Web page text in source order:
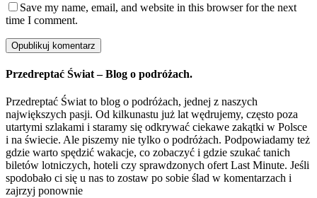
Save my name, email, and website in this browser for the next
time I comment.
Przedreptać Świat – Blog o podróżach.
Przedreptać Świat to blog o podróżach, jednej z naszych
największych pasji. Od kilkunastu już lat wędrujemy, często poza
utartymi szlakami i staramy się odkrywać ciekawe zakątki w Polsce
i na świecie. Ale piszemy nie tylko o podróżach. Podpowiadamy też
gdzie warto spędzić wakacje, co zobaczyć i gdzie szukać tanich
biletów lotniczych, hoteli czy sprawdzonych ofert Last Minute. Jeśli
spodobało ci się u nas to zostaw po sobie ślad w komentarzach i
zajrzyj ponownie